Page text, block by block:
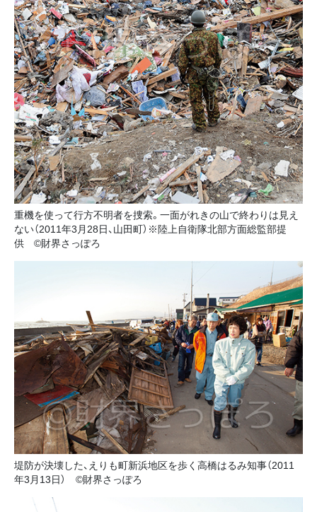
重機を使って行方不明者を捜索。一面がれきの山で終わりは見え
ない（2011年3月28日、山田町）※陸上自衛隊北部方面総監部提
供 ©財界さっぽろ
堤防が決壊した、えりも町新浜地区を歩く高橋はるみ知事（2011
年3月13日） ©財界さっぽろ